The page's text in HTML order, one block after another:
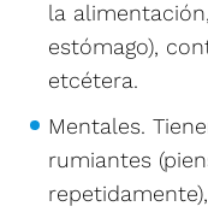
la
estómago),
etcétera.
Mentales.
rumiantes